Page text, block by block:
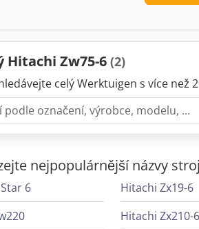
Hitachi Zw75-6 (2)
celý Werktuigen s více než
nejpopulárnější názvy
6
Hitachi Zx19-6
Hitachi Zx210-6